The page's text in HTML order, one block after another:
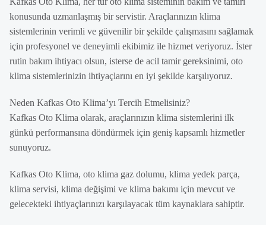
konusunda uzmanlaşmış bir servistir. Araçlarınızın klima
sistemlerinin verimli ve güvenilir bir şekilde çalışmasını sağlamak
için profesyonel ve deneyimli ekibimiz ile hizmet veriyoruz. İster
rutin bakım ihtiyacı olsun, isterse de acil tamir gereksinimi, oto
klima sistemlerinizin ihtiyaçlarını en iyi şekilde karşılıyoruz.
Neden Kafkas Oto Klima’yı Tercih Etmelisiniz?
Kafkas Oto Klima olarak, araçlarınızın klima sistemlerini ilk
günkü performansına döndürmek için geniş kapsamlı hizmetler
sunuyoruz.
Kafkas Oto Klima, oto klima gaz dolumu, klima yedek parça,
klima servisi, klima değişimi ve klima bakımı için mevcut ve
gelecekteki ihtiyaçlarınızı karşılayacak tüm kaynaklara sahiptir.